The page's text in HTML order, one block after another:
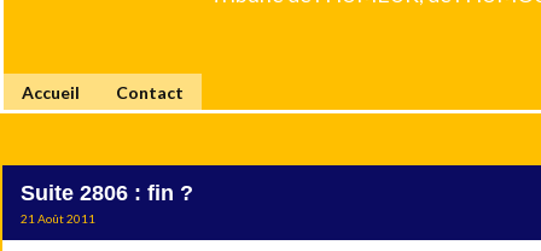
Accueil Contact
Suite 2806 : fin ?
21 Août 2011